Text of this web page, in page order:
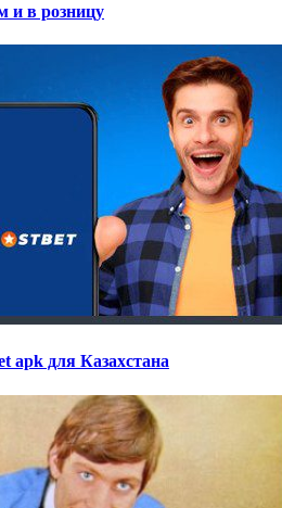
и в розницу
apk для Казахстана